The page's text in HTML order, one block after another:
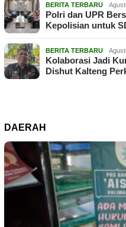
BERITA TERBARU
Polri dan UPR
Kepolisian untuk
BERITA TERBARU
Kolaborasi Jadi
Dishut Kalteng
DAERAH